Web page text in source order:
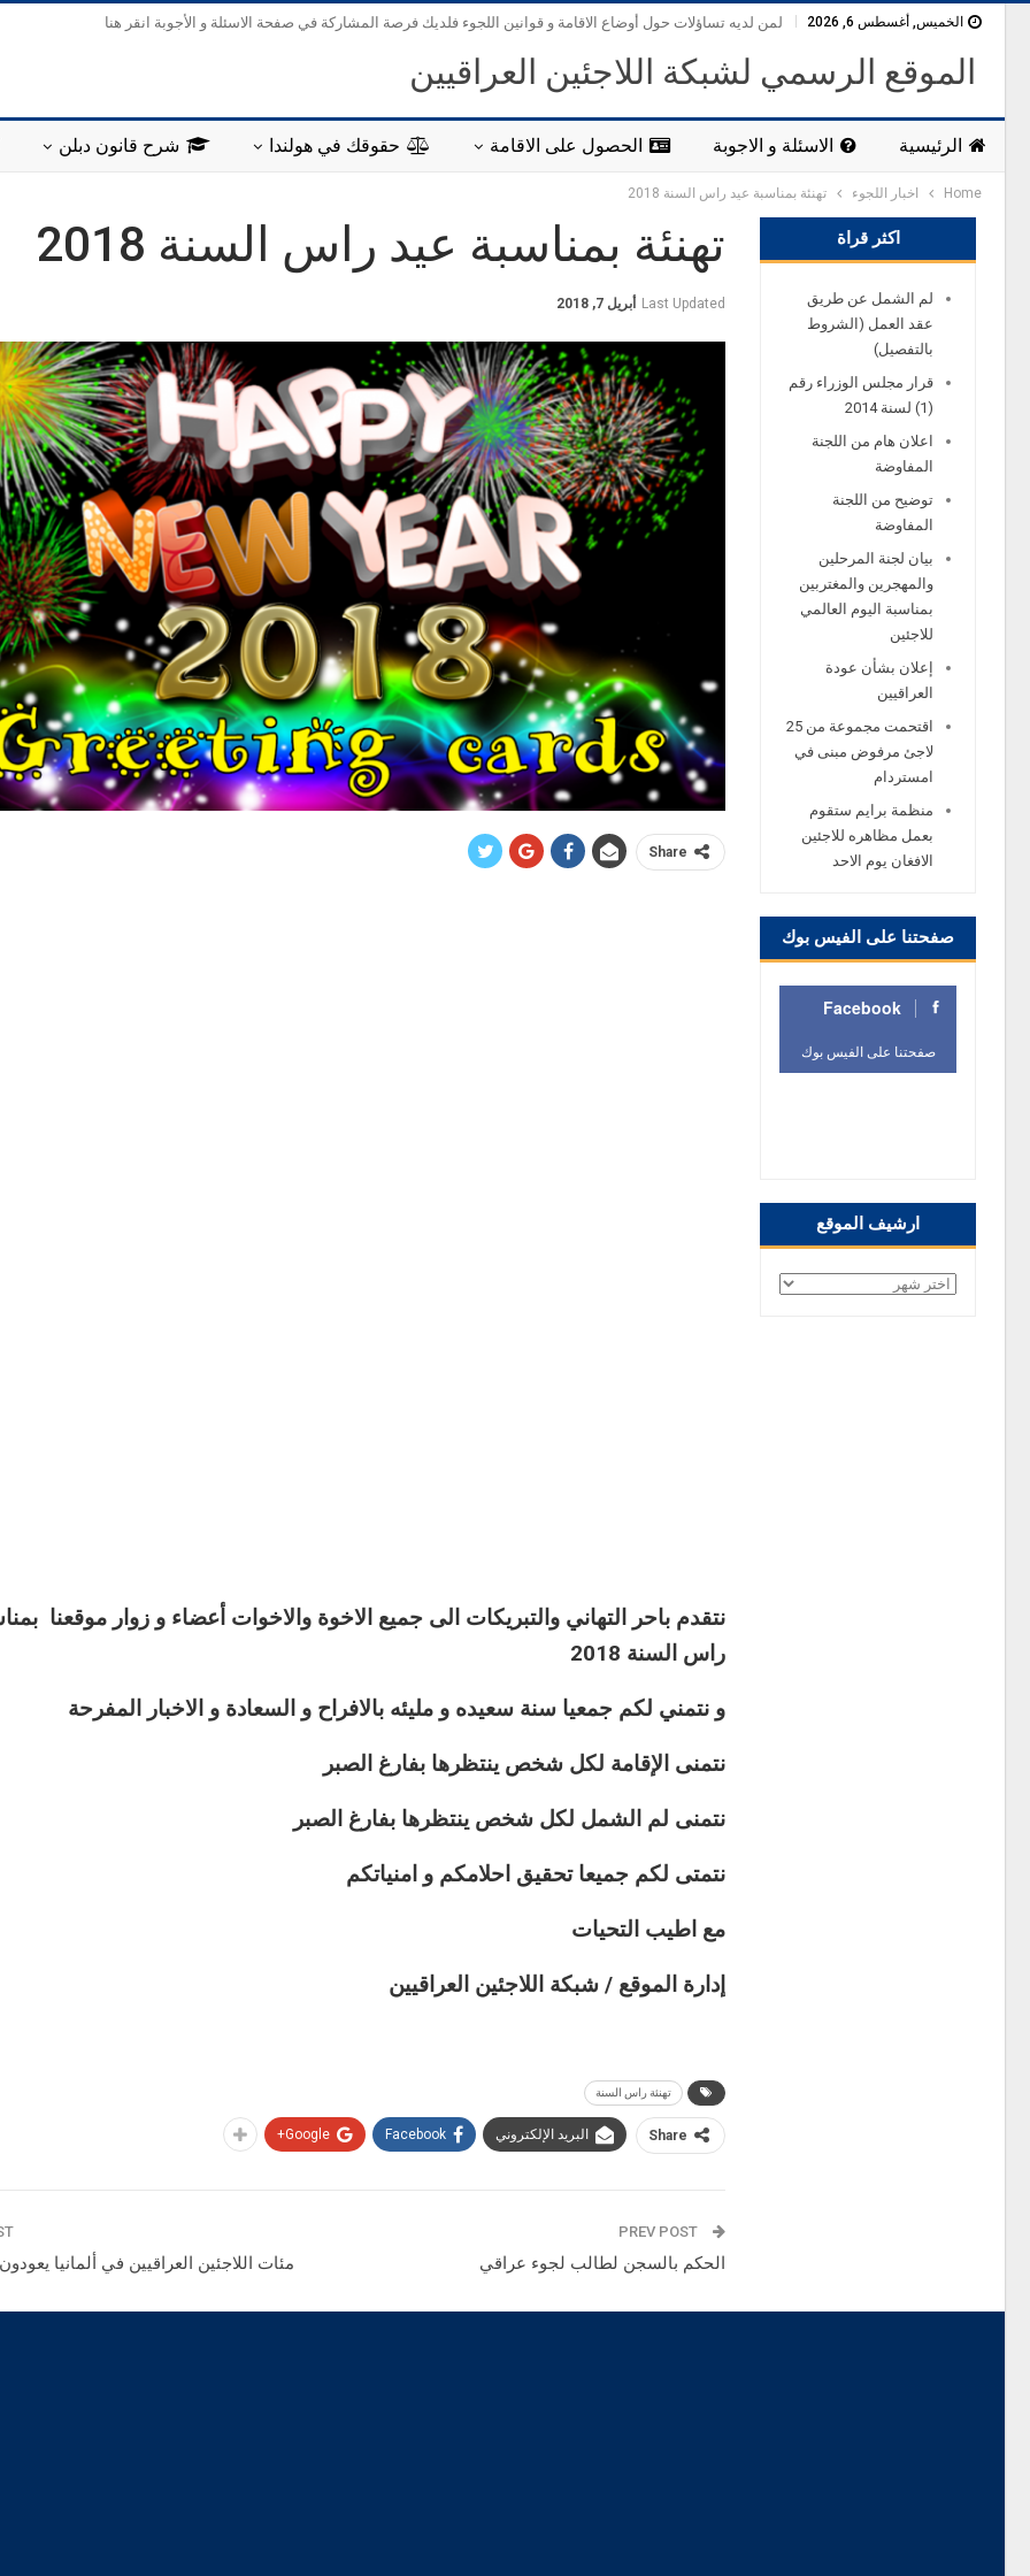
الخميس, أغسطس 6, 2026 لمن لديه تساؤلات حول أوضاع الاقامة و قوانين اللجوء فلديك فرصة المشاركة في صفحة الاسئلة و الأجوبة انقر هنا
الموقع الرسمي لشبكة اللاجئين العراقيين
الرئيسية الاسئلة و الاجوبة الحصول على الاقامة حقوقك في هولندا شرح قانون دبلن
Home اخبار اللجوء تهنئة بمناسبة عيد راس السنة 2018
تهنئة بمناسبة عيد راس السنة 2018
Last Updated أبريل 7, 2018
Share
نتقدم باحر التهاني والتبريكات الى جميع الاخوة والاخوات أعضاء و زوار موقعنا
راس السنة 2018
و نتمني لكم جمعيا سنة سعيده و مليئه بالافراح و السعادة و الاخبار المفرحة
نتمنى الإقامة لكل شخص ينتظرها بفارغ الصبر
نتمنى لم الشمل لكل شخص ينتظرها بفارغ الصبر
نتمتى لكم جميعا تحقيق احلامكم و امنياتكم
مع اطيب التحيات
إدارة الموقع / شبكة اللاجئين العراقيين
تهنئة راس السنة
Share البريد الإلكتروني Facebook
Google+
الحكم بالسجن لطالب لجوء عراقي
مئات اللاجئين العراقيين في ألمانيا
اكثر قراة
لم الشمل عن طريق
عقد العمل (الشروط
بالتفصيل)
قرار مجلس الوزراء رقم
(1) لسنة 2014
اعلان هام من اللجنة
المفاوضة
توضيح من اللجنة
المفاوضة
بيان لجنة المرحلين
والمهجرين والمغتربين
بمناسبة اليوم العالمي
للاجئين
إعلان بشأن عودة
العراقيين
اقتحمت مجموعة من 25
لاجئ مرفوض مبنى في
امستردام
منظمة برايم ستقوم
بعمل مظاهره للاجئين
الافغان يوم الاحد
صفحتنا على الفيس بوك
Facebook
صفحتنا على الفيس بوك
ارشيف الموقع
ارشيف